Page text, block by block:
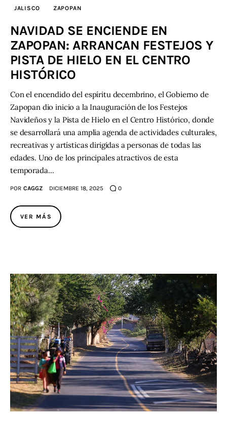
JALISCO ZAPOPAN
NAVIDAD SE ENCIENDE EN
ZAPOPAN: ARRANCAN FESTEJOS Y
PISTA DE HIELO EN EL CENTRO
HISTÓRICO
Con el encendido del espíritu decembrino, el Gobierno de
Zapopan dio inicio a la Inauguración de los Festejos
Navideños y la Pista de Hielo en el Centro Histórico, donde
se desarrollará una amplia agenda de actividades culturales,
recreativas y artísticas dirigidas a personas de todas las
edades. Uno de los principales atractivos de esta
temporada…
POR CAGGZ DICIEMBRE 18, 2025 0
VER MÁS